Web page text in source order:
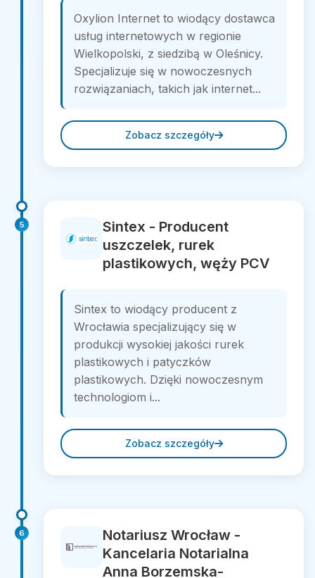
Oxylion Internet to wiodący dostawca
usług internetowych w regionie
Wielkopolski, z siedzibą w Oleśnicy.
Specjalizuje się w nowoczesnych
rozwiązaniach, takich jak internet...
Zobacz szczegóły
5
Sintex - Producent
uszczelek, rurek
plastikowych, węży PCV
Sintex to wiodący producent z
Wrocławia specjalizujący się w
produkcji wysokiej jakości rurek
plastikowych i patyczków
plastikowych. Dzięki nowoczesnym
technologiom i...
Zobacz szczegóły
6
Notariusz Wrocław -
Kancelaria Notarialna
Anna Borzemska-